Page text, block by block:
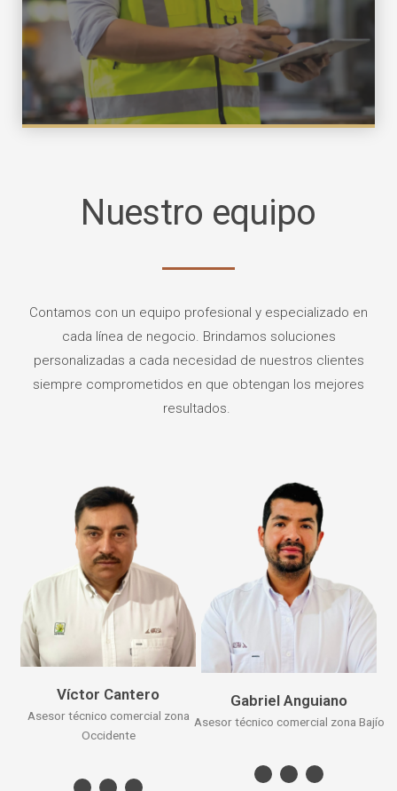
hábitos.
Nuestro equipo
Contamos con un equipo profesional y especializado en
cada línea de negocio. Brindamos soluciones
personalizadas a cada necesidad de nuestros clientes
siempre comprometidos en que obtengan los mejores
resultados.
Víctor Cantero
Asesor técnico comercial zona
Occidente
Gabriel Anguiano
Asesor técnico comercial zona Bajío